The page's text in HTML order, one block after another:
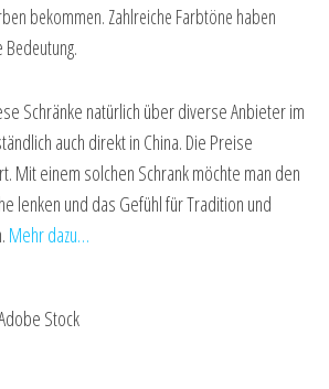
bekommen. Zahlreiche Farbtöne haben
Schränke natürlich über diverse Anbieter im
auch direkt in China. Die Preise
Mit einem solchen Schrank möchte man den
lenken und das Gefühl für Tradition und
Mehr dazu…
Stock